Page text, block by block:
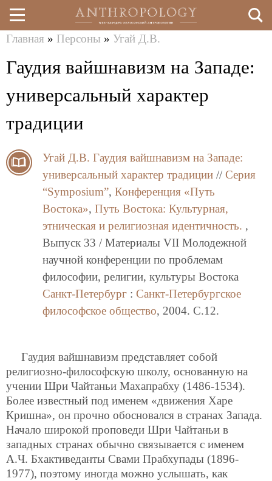
Перейти
к
здесь
Главная » Персоны » Угай Д.В.
Гаудия вайшнавизм на Западе:
универсальный характер
традиции
Угай Д.В. Гаудия вайшнавизм на Западе:
универсальный характер традиции // Серия
“Symposium”, Конференция «Путь
Востока», Путь Востока: Культурная,
этническая и религиозная идентичность. ,
Выпуск 33 / Материалы VII Молодежной
научной конференции по проблемам
философии, религии, культуры Востока
Санкт-Петербург : Санкт-Петербургское
философское общество, 2004. C.12.
Гаудия вайшнавизм представляет собой
религиозно-философскую школу, основанную на
учении Шри Чайтаньи Махапрабху (1486-1534).
Более известный под именем «движения Харе
Кришна», он прочно обосновался в странах Запада.
Начало широкой проповеди Шри Чайтаньи в
западных странах обычно связывается с именем
А.Ч. Бхактиведанты Свами Прабхупады (1896-
1977), поэтому иногда можно услышать, как